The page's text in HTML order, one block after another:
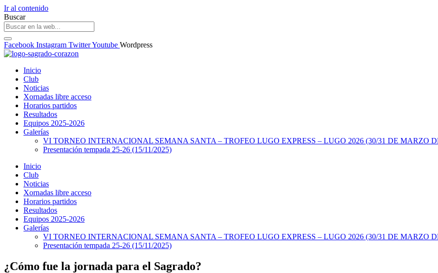
Ir al contenido
Buscar
Facebook Instagram TwitterYoutube Wordpress
Inicio
Club
Noticias
Xornadas libre acceso
Horarios partidos
Resultados
Equipos 2025-2026
Galerías
VI TORNEO INTERNACIONAL SEMANA SANTA – TROFEO LUGO EXPRESS – LUGO 2026 (30/31 DE MARZO
Presentación tempada 25-26 (15/11/2025)
Inicio
Club
Noticias
Xornadas libre acceso
Horarios partidos
Resultados
Equipos 2025-2026
Galerías
VI TORNEO INTERNACIONAL SEMANA SANTA – TROFEO LUGO EXPRESS – LUGO 2026 (30/31 DE MARZO
Presentación tempada 25-26 (15/11/2025)
¿Cómo fue la jornada para el Sagrado?